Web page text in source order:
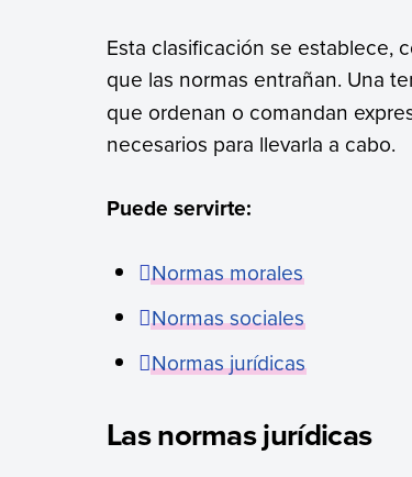
Esta clasificación se establece,
que las normas entrañan. Una
que ordenan o comandan
necesarios para llevarla a cabo.
Puede servirte:
Normas morales
Normas sociales
Normas jurídicas
Las normas jurídicas